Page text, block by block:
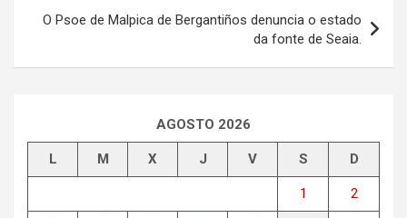
O Psoe de Malpica de Bergantiños denuncia o estado
da fonte de Seaia.
AGOSTO 2026
L M X J V S D
1 2